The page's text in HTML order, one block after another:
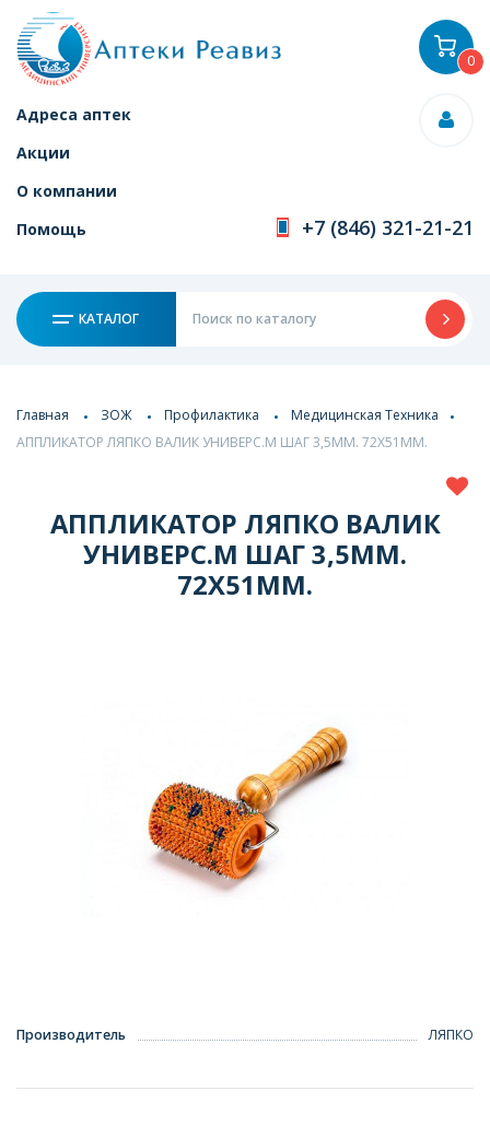
Адреса аптек
Акции
О компании
Помощь
+7 (846) 321-21-21
КАТАЛОГ
0
Главная ЗОЖ Профилактика
Медицинская Техника
АППЛИКАТОР ЛЯПКО ВАЛИК УНИВЕРС.М ШАГ 3,5ММ. 72Х51ММ.
АППЛИКАТОР ЛЯПКО ВАЛИК
УНИВЕРС.М ШАГ 3,5ММ.
72Х51ММ.
Производитель ЛЯПКО